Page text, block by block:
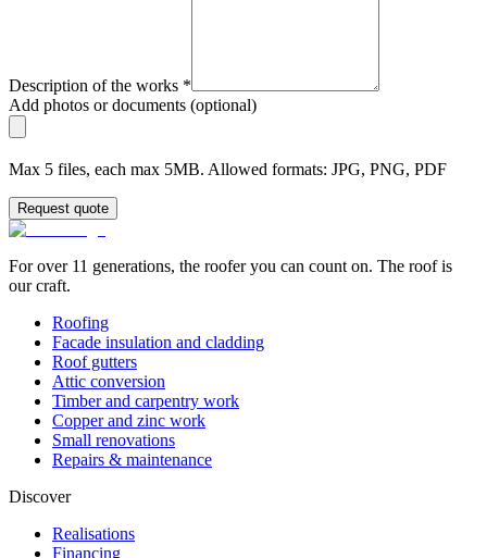
Description of the works *
Add photos or documents (optional)
Max 5 files, each max 5MB. Allowed formats: JPG, PNG, PDF
Request quote
For over 11 generations, the roofer you can count on. The roof is
our craft.
Roofing
Facade insulation and cladding
Roof gutters
Attic conversion
Timber and carpentry work
Copper and zinc work
Small renovations
Repairs & maintenance
Discover
Realisations
Financing